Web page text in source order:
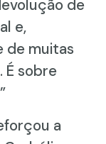
de
e,
de muitas
É sobre
a